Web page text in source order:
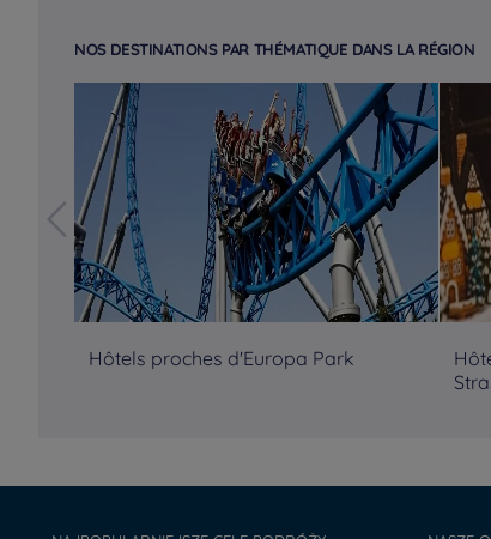
NOS DESTINATIONS PAR THÉMATIQUE DANS LA RÉGION
Hôtels proches d'Europa Park